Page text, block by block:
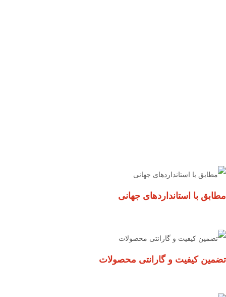
مطابق با استانداردهای جهانی
تضمین کیفیت و گارانتی محصولات